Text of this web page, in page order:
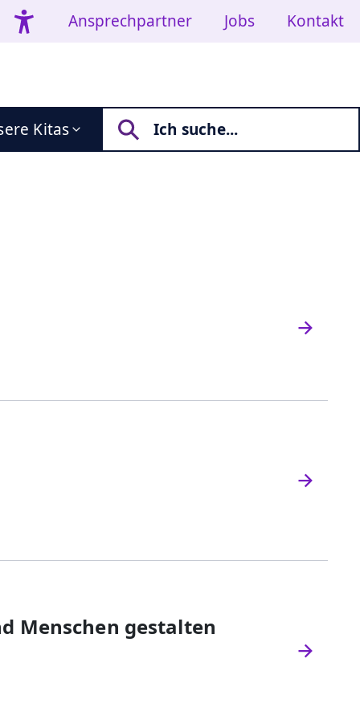
Ansprechpartner Jobs Kontakt
Kitas
Menschen gestalten